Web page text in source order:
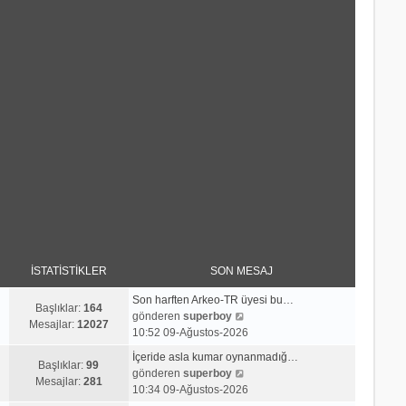
İSTATISTIKLER SON MESAJ
Başlıklar: 164
Mesajlar: 12027
Son harften Arkeo-TR üyesi bu…
gönderen superboy
o
m
s
10:52 09-Ağustos-2026
Başlıklar:99
Mesajlar: 281
İçeride asla kumar oynanmadığ…
gönderen superboy
o
10:34 09-Ağustos-2026